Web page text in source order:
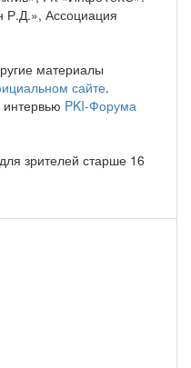
Р.Д.», Ассоциация
материалы
сайте.
интервью PKI-Форума
зрителей старше 16